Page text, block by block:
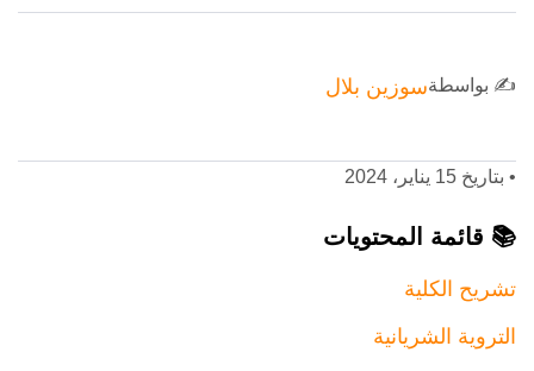
✍️ بواسطةسوزين بلال
• بتاريخ 15 يناير، 2024
📚 قائمة المحتويات
تشريح الكلية
التروية الشريانية